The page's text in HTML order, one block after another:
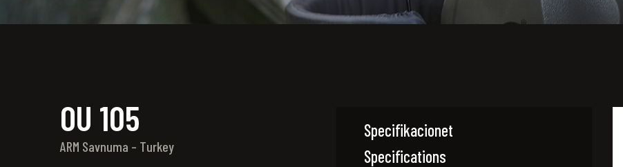
OU 105
ARM Savnuma – Turkey
Specifikacionet
Specifications